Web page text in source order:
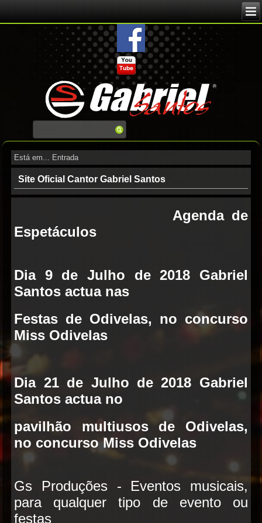
Está em... Entrada
Site Oficial Cantor Gabriel Santos
Agenda de
Espetáculos
Dia 9 de Julho de 2018 Gabriel
Santosactua nas
Festas de Odivelas, no concurso
Miss Odivelas
Dia 21 de Julho de 2018 Gabriel
Santosactua no
pavilhão multiusos de Odivelas,
no concurso Miss Odivelas
Gs Produções - Eventos musicais,
para qualquer tipo de evento ou
festas